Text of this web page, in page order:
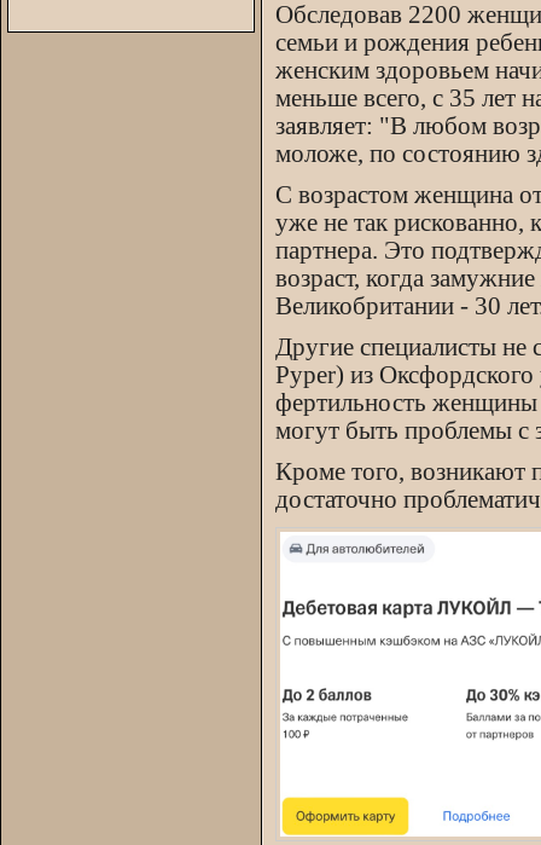
Обследовав 2200
семьи и рождения
женским здоровьем
меньше всего, с 35 лет
заявляет: "В любом
моложе, по состоянию
С возрастом женщина
уже не так рискованно,
партнера. Это
возраст, когда
Великобритании - 30
Другие специалисты
Pyper) из
фертильность женщины
могут быть проблемы с
Кроме того, возникают
достаточно